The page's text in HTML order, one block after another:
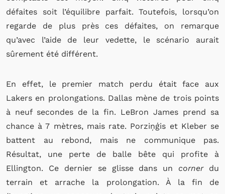
défaites soit l’équilibre parfait. Toutefois, lorsqu’on
regarde de plus près ces défaites, on remarque
qu’avec l’aide de leur vedette, le scénario aurait
sûrement été différent.
En effet, le premier match perdu était face aux
Lakers en prolongations. Dallas mène de trois points
à neuf secondes de la fin. LeBron James prend sa
chance à 7 mètres, mais rate. Porziņģis et Kleber se
battent au rebond, mais ne communique pas.
Résultat, une perte de balle bête qui profite à
Ellington. Ce dernier se glisse dans un cornerdu
terrain et arrache la prolongation. À la fin de